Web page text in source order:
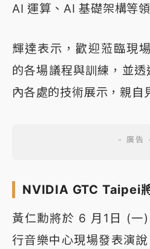
AI 運算、AI 基礎架構等領
輝達表示，歡迎蒞臨現
的各場議程與訓練，並
內各處的技術展示，親自
NVIDIA GTC Taipei
黃仁勳將於 6 月1日 (一
行音樂中心現場發表演